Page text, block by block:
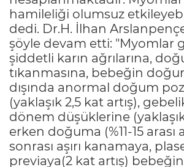
hamileliği olumsuz
dedi. Dr.H. İlhan
şöyle devam etti: "Myomlar
şiddetli karın ağrılarına,
tıkanmasına, bebeğin
dışında anormal doğum
(yaklaşık 2,5 kat artış),
dönem düşüklerine
erken doğuma (%11-15 arası
sonrası aşırı kanamaya,
previaya(2 kat artış)